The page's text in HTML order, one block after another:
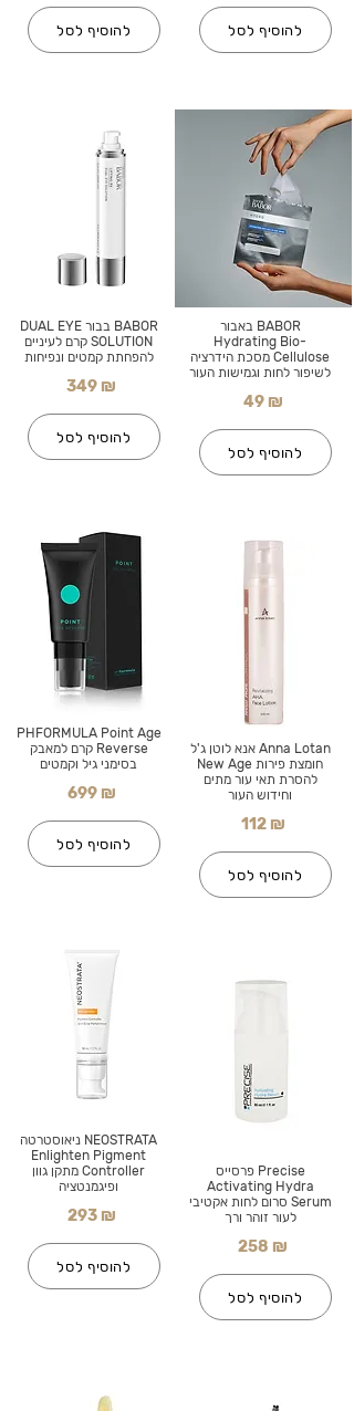
להוסיף לסל
BABOR בבור DUAL EYE
SOLUTION קרם לעיניים
להפחתת קמטים ונפיחות
349 ₪
להוסיף לסל
PHFORMULA Point Age
Reverse קרם למאבק
בסימני גיל וקמטים
699 ₪
להוסיף לסל
NEOSTRATA ניאוסטרטה
Enlighten Pigment
Controller מתקן גוון
ופיגמנטציה
293 ₪
להוסיף לסל
להוסיף לסל
BABOR באבור
Hydrating Bio-
Cellulose מסכת הידרציה
לשיפור לחות וגמישות העור
49 ₪
להוסיף לסל
Anna Lotan אנא לוטן ג'ל
חומצת פירות New Age
להסרת תאי עור מתים
וחידוש העור
112 ₪
להוסיף לסל
Precise פרסייס
Activating Hydra
Serum סרום לחות אקטיבי
לעור זוהר ורך
258 ₪
להוסיף לסל